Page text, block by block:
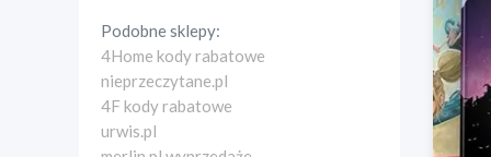
Podobne sklepy:
4Home kody rabatowe
nieprzeczytane.pl
4F kody rabatowe
urwis.pl